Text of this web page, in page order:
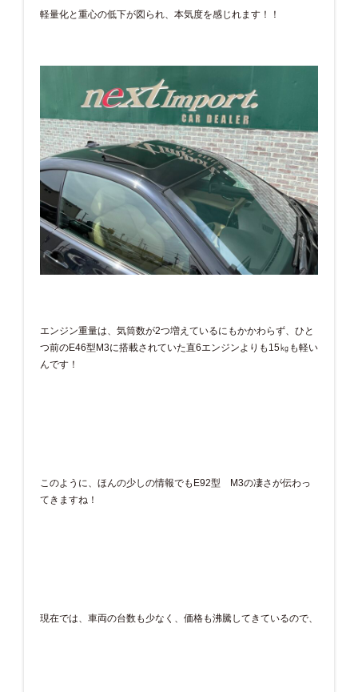
軽量化と重心の低下が図られ、本気度を感じれます！！
エンジン重量は、気筒数が2つ増えているにもかかわらず、ひと
つ前のE46型M3に搭載されていた直6エンジンよりも15㎏も軽い
んです！
このように、ほんの少しの情報でもE92型 M3の凄さが伝わっ
てきますね！
現在では、車両の台数も少なく、価格も沸騰してきているので、